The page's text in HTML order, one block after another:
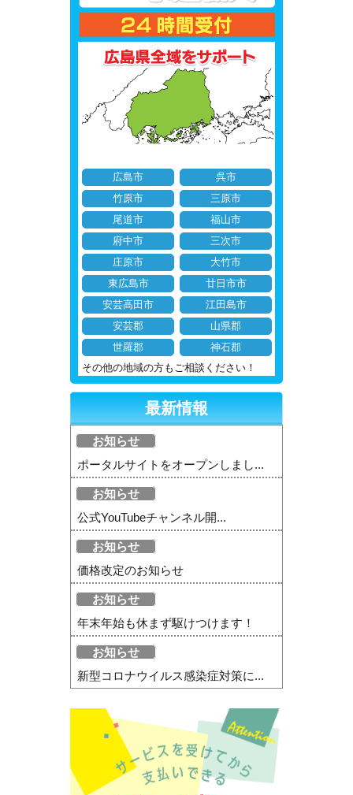
広島市
呉市
竹原市
三原市
尾道市
福山市
府中市
三次市
庄原市
大竹市
東広島市
廿日市市
安芸高田市
江田島市
安芸郡
山県郡
世羅郡
神石郡
その他の地域の方もご相談ください！
最新情報
お知らせ
ポータルサイトをオープンしまし...
お知らせ
公式YouTubeチャンネル開...
お知らせ
価格改定のお知らせ
お知らせ
年末年始も休まず駆けつけます！
お知らせ
新型コロナウイルス感染症対策に...